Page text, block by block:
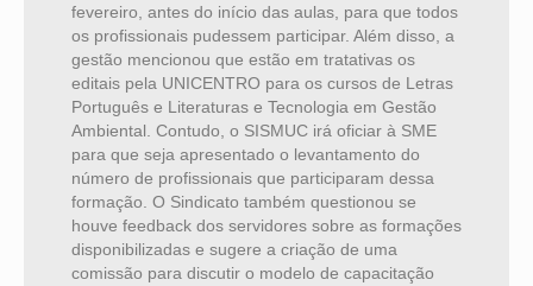
fevereiro, antes do início das aulas, para que todos
os profissionais pudessem participar. Além disso, a
gestão mencionou que estão em tratativas os
editais pela UNICENTRO para os cursos de Letras
Português e Literaturas e Tecnologia em Gestão
Ambiental. Contudo, o SISMUC irá oficiar à SME
para que seja apresentado o levantamento do
número de profissionais que participaram dessa
formação. O Sindicato também questionou se
houve feedback dos servidores sobre as formações
disponibilizadas e sugere a criação de uma
comissão para discutir o modelo de capacitação